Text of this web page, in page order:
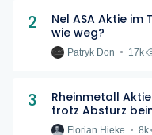
2
Nel ASA Aktie
wie weg?
Patryk Don 17k
3
Rheinmetall
trotz Absturz
Florian Hieke 8k